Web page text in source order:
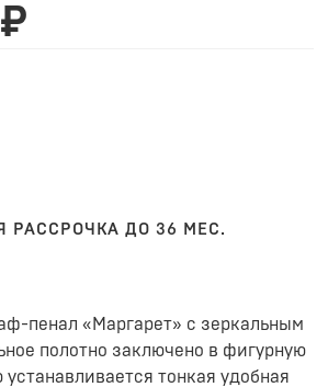
РАССРОЧКА ДО 36 МЕС.
пенал «Маргарет» с зеркальным
полотно заключено в фигурную
устанавливается тонкая удобная